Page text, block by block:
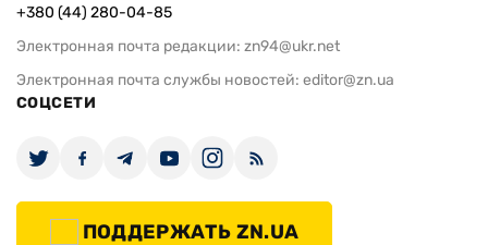
+380 (44) 280-04-85
Электронная почта редакции: zn94@ukr.net
Электронная почта службы новостей: editor@zn.ua
СОЦСЕТИ
ПОДДЕРЖАТЬ ZN.UA